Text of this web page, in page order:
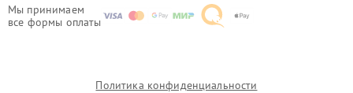
Мы принимаем
все формы оплаты
Политика конфиденциальности